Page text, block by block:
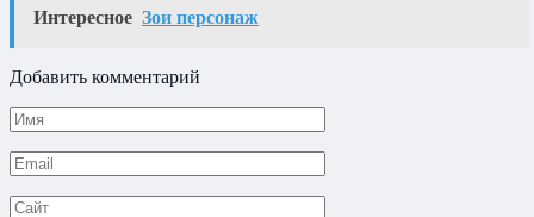
Интересное Зои персонаж
Добавить комментарий
Имя
*
Email
*
Сайт